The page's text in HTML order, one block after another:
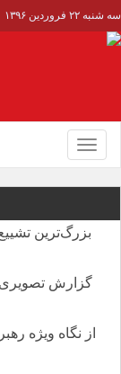
سه شنبه ۲۲ فروردین ۱۳۹۶
Toggle
navigation
بزرگ‌ترین
گزارش
از نگاه ویژه